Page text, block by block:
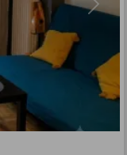
Next